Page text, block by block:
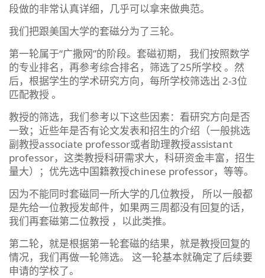
段做的非常认真详细，几乎可以拿来做典范。
我们把跟美国大学的套磁分为了三轮。
第一轮属于“广撒网”的阶段。套磁初期， 我们按照数学
的专业排名，再参考综合排名，筛选了25所学校 。然
后，根据学生的学术研究方向，每所学校筛选出 2-3位
匹配教授 。
教授的筛选，我们参考以下这些因素：看研究方向是否
一致；近些年是否有论文发表和招生的介绍（一般挑选
副教授associate professor或者助理教授assistant
professor，这类教授科研需求大，科研资金丰富，招生
量大）；优先选中国籍教授chinese professor，等等。
因为不能同时套磁同一所大学的几位教授， 所以一般都
是先给一位教授发邮件，如果两三周都没有回复的话，
我们再套磁第二位教授 ，以此类推。
第二轮，就是根据第一轮套磁的结果，就是教授回复的
情况，我们再做一轮筛选。 这一轮基本就确定了后续要
申请的学校了。